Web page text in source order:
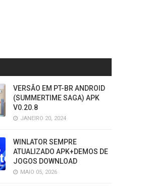
VERSÃO EM PT-BR ANDROID
(SUMMERTIME SAGA) APK
V0.20.8
JANEIRO 20, 2024
WINLATOR SEMPRE
ATUALIZADO APK+DEMOS DE
JOGOS DOWNLOAD
MAIO 05, 2026